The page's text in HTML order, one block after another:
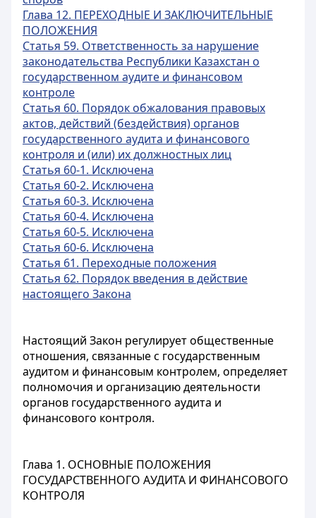
Глава 12. ПЕРЕХОДНЫЕ И ЗАКЛЮЧИТЕЛЬНЫЕ
ПОЛОЖЕНИЯ
Статья 59. Ответственность за нарушение
законодательства Республики Казахстан о
государственном аудите и финансовом
контроле
Статья 60. Порядок обжалования правовых
актов, действий (бездействия) органов
государственного аудита и финансового
контроля и (или) их должностных лиц
Статья 60-1. Исключена
Статья 60-2. Исключена
Статья 60-3. Исключена
Статья 60-4. Исключена
Статья 60-5. Исключена
Статья 60-6. Исключена
Статья 61. Переходные положения
Статья 62. Порядок введения в действие
настоящего Закона
Настоящий Закон регулирует общественные
отношения, связанные с государственным
аудитом и финансовым контролем, определяет
полномочия и организацию деятельности
органов государственного аудита и
финансового контроля.
Глава 1. ОСНОВНЫЕ ПОЛОЖЕНИЯ
ГОСУДАРСТВЕННОГО АУДИТА И ФИНАНСОВОГО
КОНТРОЛЯ